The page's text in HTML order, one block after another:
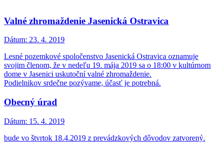
Valné zhromaždenie Jasenická Ostravica
Dátum: 23. 4. 2019
Lesné pozemkové spoločenstvo Jasenická Ostravica oznamuje
svojim členom, že v nedeľu 19. mája 2019 sa o 18:00 v kultúrnom
dome v Jasenici uskutoční valné zhromaždenie.
Podielnikov srdečne pozývame, účasť je potrebná.
Obecný úrad
Dátum: 15. 4. 2019
bude vo štvrtok 18.4.2019 z prevádzkových dôvodov zatvorený.